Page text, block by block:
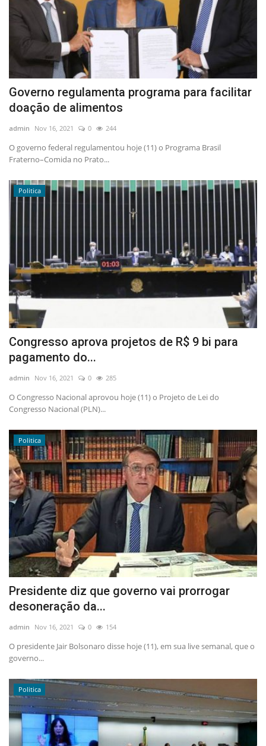
Governo regulamenta programa para facilitar
doação de alimentos
admin Nov 16, 2021 0 244
O governo federal regulamentou hoje (11) o Programa Brasil
Fraterno–Comida no Prato...
Politica
Congresso aprova projetos de R$ 9 bi para
pagamento do...
admin Nov 16, 2021 0 285
O Congresso Nacional aprovou hoje (11) o Projeto de Lei do
Congresso Nacional (PLN)...
Politica
Presidente diz que governo vai prorrogar
desoneração da...
admin Nov 16, 2021 0 154
O presidente Jair Bolsonaro disse hoje (11), em sua live semanal, que o
governo...
Politica